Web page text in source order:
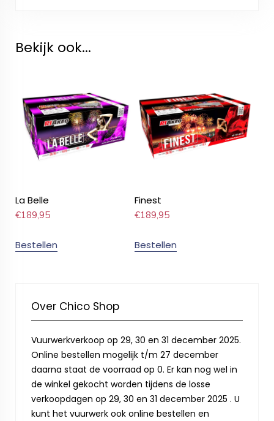
Bekijk ook...
La Belle
€189,95
Bestellen
Finest
€189,95
Bestellen
Over Chico Shop
Vuurwerkverkoop op 29, 30 en 31 december 2025.
Online bestellen mogelijk t/m 27 december
daarna staat de voorraad op 0. Er kan nog wel in
de winkel gekocht worden tijdens de losse
verkoopdagen op 29, 30 en 31 december 2025 . U
kunt het vuurwerk ook online bestellen en